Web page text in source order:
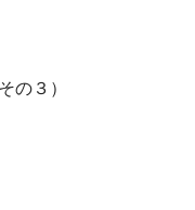
の３）